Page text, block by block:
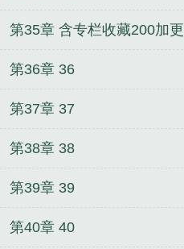
第35章 含专栏收藏200加更
第36章 36
第37章 37
第38章 38
第39章 39
第40章 40